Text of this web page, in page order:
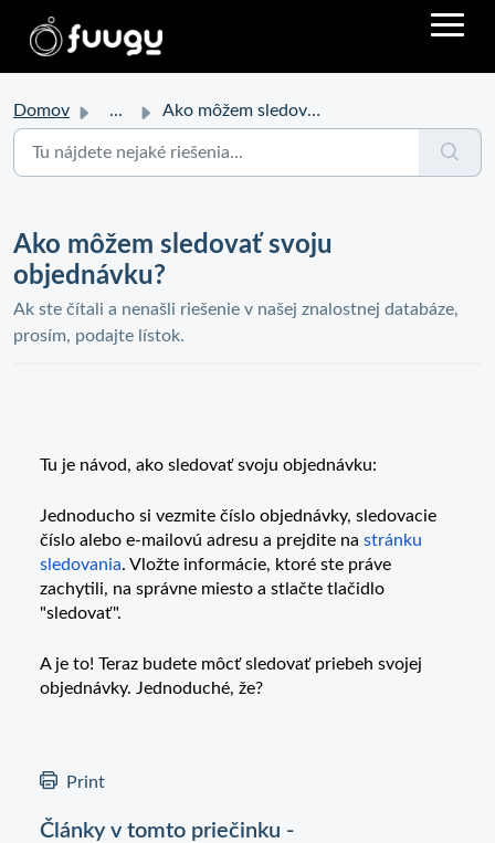
Domov ... Ako môžem sledovať svoju objednávku?
Ako môžem sledovať svoju
objednávku?
Ak ste čítali a nenašli riešenie v našej znalostnej databáze,
prosím, podajte lístok.
Tu je návod, ako sledovať svoju objednávku:
Jednoducho si vezmite číslo objednávky, sledovacie
číslo alebo e-mailovú adresu a prejdite na stránku
sledovania. Vložte informácie, ktoré ste práve
zachytili, na správne miesto a stlačte tlačidlo
"sledovať".
A je to! Teraz budete môcť sledovať priebeh svojej
objednávky. Jednoduché, že?
Print
Články v tomto priečinku -